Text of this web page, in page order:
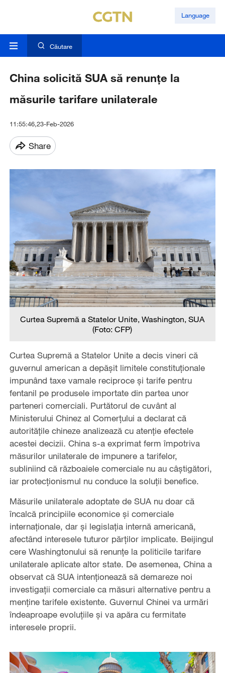
Language
Căutare
China solicită SUA să renunțe la
măsurile tarifare unilaterale
11:55:46,23-Feb-2026
Share
Curtea Supremă a Statelor Unite, Washington, SUA
(Foto: CFP)
Curtea Supremă a Statelor Unite a decis vineri că
guvernul american a depășit limitele constituționale
impunând taxe vamale reciproce și tarife pentru
fentanil pe produsele importate din partea unor
parteneri comerciali. Purtătorul de cuvânt al
Ministerului Chinez al Comerțului a declarat că
autoritățile chineze analizează cu atenție efectele
acestei decizii. China s-a exprimat ferm împotriva
măsurilor unilaterale de impunere a tarifelor,
subliniind că războaiele comerciale nu au câștigători,
iar protecționismul nu conduce la soluții benefice.
Măsurile unilaterale adoptate de SUA nu doar că
încalcă principiile economice și comerciale
internaționale, dar și legislația internă americană,
afectând interesele tuturor părților implicate. Beijingul
cere Washingtonului să renunțe la politicile tarifare
unilaterale aplicate altor state. De asemenea, China a
observat că SUA intenționează să demareze noi
investigații comerciale ca măsuri alternative pentru a
menține tarifele existente. Guvernul Chinei va urmări
îndeaproape evoluțiile și va apăra cu fermitate
interesele proprii.